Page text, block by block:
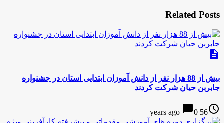
Related Posts
description
بیش از 88 هزار نفر از دانش آموزان ابتدایی استان در جشنواره
جابربن حیان شرکت کردند
access_time
56 years ago
chat_bubble0